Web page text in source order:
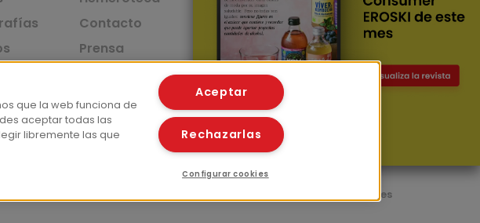
Contacto
Prensa
Corpus Lingüístico
App del Camino de
Santiago
Políticas de cookies
que la web funciona de
aceptar todas las
libremente las que
Aceptar
Rechazarlas
Configurar cookies